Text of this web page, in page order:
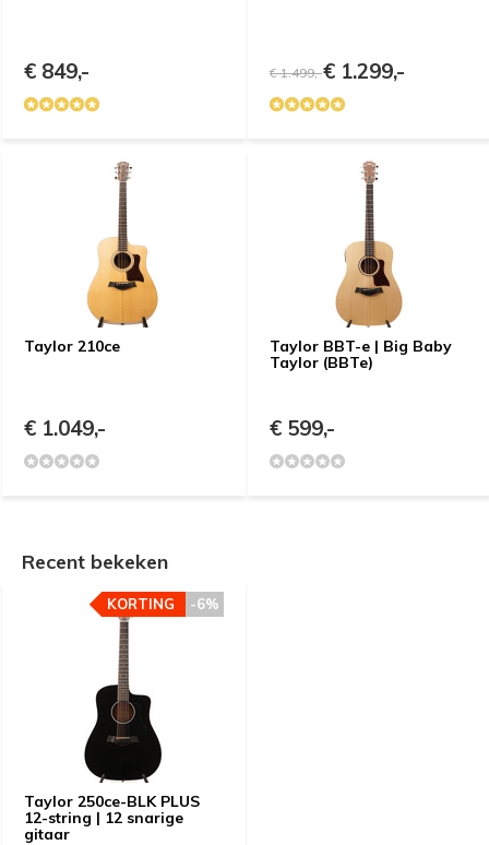
€ 849,- € 1.499,-€ 1.299,-
Taylor 210ce
€ 1.049,-
Taylor BBT-e | Big Baby
Taylor (BBTe)
€ 599,-
Recent bekeken
Taylor 250ce-BLK PLUS
12-string | 12 snarige
gitaar
-6%
KORTING